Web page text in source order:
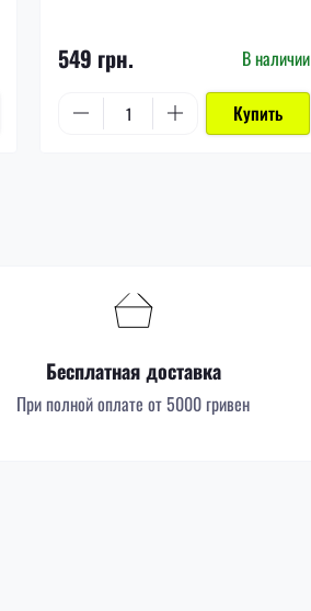
549 грн. В наличии
Купить
Бесплатная доставка
При полной оплате от 5000 гривен